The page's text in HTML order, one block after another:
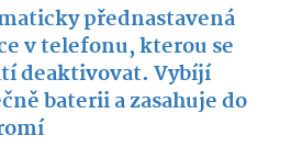
přednastavená
v telefonu, kterou se
deaktivovat. Vybíjí
baterii a zasahuje do